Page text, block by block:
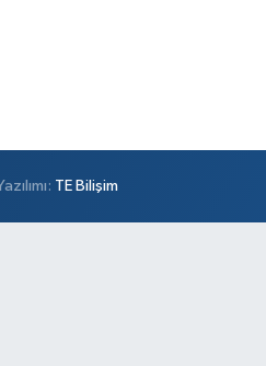
TE Bilişim